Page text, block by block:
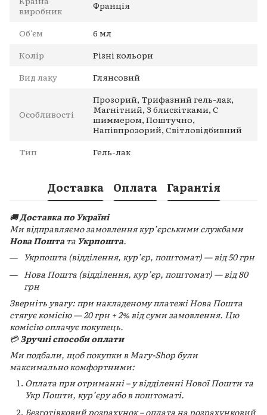
виробник
Франція
Об'єм
6 мл
Колір
Різні кольори
Вид лаку
Глянсовий
Особливості
Прозорий, Трифазний гель-лак,
Магнітний, З блискітками, С
шиммером, Поштучно,
Напівпрозорий, Світловідбивний
Тип
Гель-лак
Доставка Оплата Гарантія
🚚Доставка по Україні
Ми відправляємо замовлення кур’єрськими службами
Нова Поштата Укрпошта.
Укрпошта (відділення, кур’єр, поштомат) — від 50 грн
Нова Пошта (відділення, кур’єр, поштомат) — від 80
грн
Зверніть увагу: при накладеному платежі Нова Пошта
стягує комісію — 20 грн + 2% від суми замовлення. Цю
комісію оплачує покупець.
💳Зручні способи оплати
Ми подбали, щоб покупки в Mary-Shop були
максимально комфортними:
Оплата при отриманні – у відділенні Нової Пошти та
Укр Пошти, кур’єру або в поштоматі.
Безготівковий розрахунок – оплата на розрахунковий